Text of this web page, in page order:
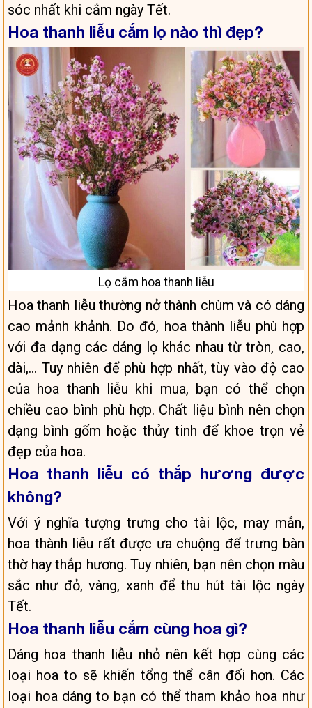
sóc nhất khi cắm ngày Tết.
Hoa thanh liễu cắm lọ nào thì đẹp?
Lọ cắm hoa thanh liễu
Hoa thanh liễu thường nở thành chùm và có dáng
cao mảnh khảnh. Do đó, hoa thành liễu phù hợp
với đa dạng các dáng lọ khác nhau từ tròn, cao,
dài,… Tuy nhiên để phù hợp nhất, tùy vào độ cao
của hoa thanh liễu khi mua, bạn có thể chọn
chiều cao bình phù hợp. Chất liệu bình nên chọn
dạng bình gốm hoặc thủy tinh để khoe trọn vẻ
đẹp của hoa.
Hoa thanh liễu có thắp hương được
không?
Với ý nghĩa tượng trưng cho tài lộc, may mắn,
hoa thành liễu rất được ưa chuộng để trưng bàn
thờ hay thắp hương. Tuy nhiên, bạn nên chọn màu
sắc như đỏ, vàng, xanh để thu hút tài lộc ngày
Tết.
Hoa thanh liễu cắm cùng hoa gì?
Dáng hoa thanh liễu nhỏ nên kết hợp cùng các
loại hoa to sẽ khiến tổng thể cân đối hơn. Các
loại hoa dáng to bạn có thể tham khảo hoa như